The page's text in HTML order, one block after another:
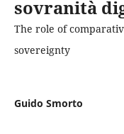
sovranità
The role of
sovereignty
Guido Smorto